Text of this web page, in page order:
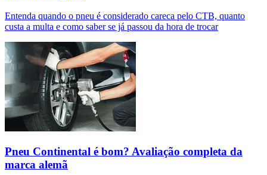
Entenda quando o pneu é considerado careca pelo CTB, quanto
custa a multa e como saber se já passou da hora de trocar
Pneu Continental é bom? Avaliação completa da
marca alemã